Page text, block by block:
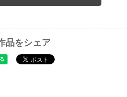
品をシェア